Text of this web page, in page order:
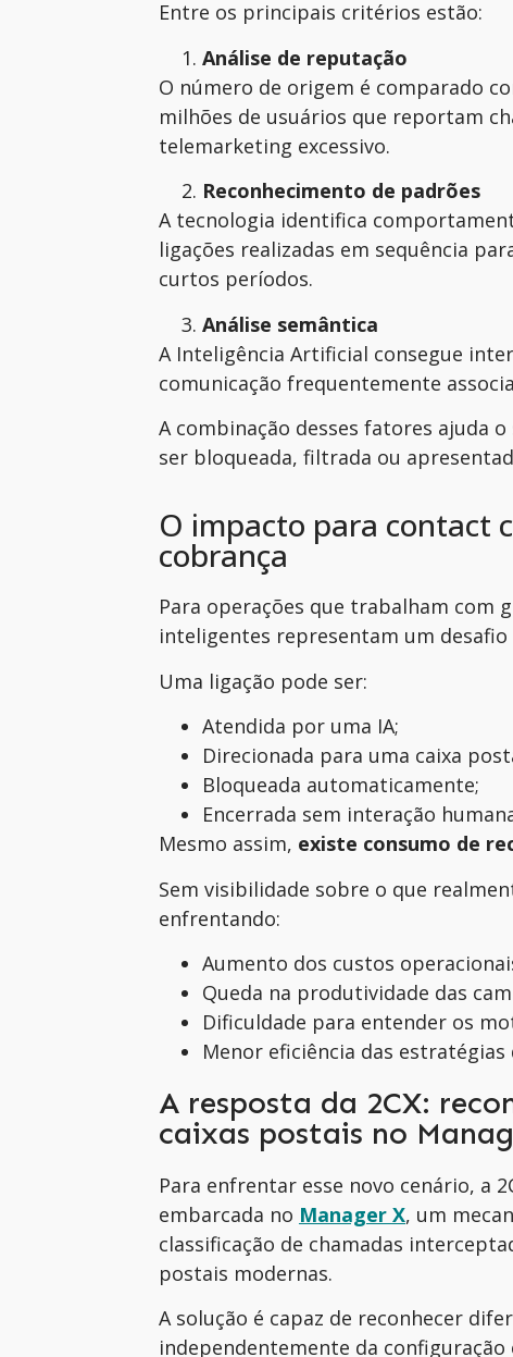
Entre os principais critérios estão:
Análise de reputação
O número de origem é comparado
milhões de usuários que reportam
telemarketing excessivo.
Reconhecimento de padrões
A tecnologia identifica
ligações realizadas em sequência
curtos períodos.
Análise semântica
A Inteligência Artificial consegue
comunicação frequentemente
A combinação desses fatores ajuda
ser bloqueada, filtrada ou
O impacto para contact
cobrança
Para operações que trabalham com
inteligentes representam um
Uma ligação pode ser:
Atendida por uma IA;
Direcionada para uma caixa
Bloqueada automaticamente;
Encerrada sem interação
Mesmo assim, existe consumo de
Sem visibilidade sobre o que
enfrentando:
Aumento dos custos
Queda na produtividade das
Dificuldade para entender os
Menor eficiência das estratégias
A resposta da 2CX:
caixas postais no
Para enfrentar esse novo cenário, a
embarcada no Manager X, um
classificação de chamadas
postais modernas.
A solução é capaz de reconhecer
independentemente da